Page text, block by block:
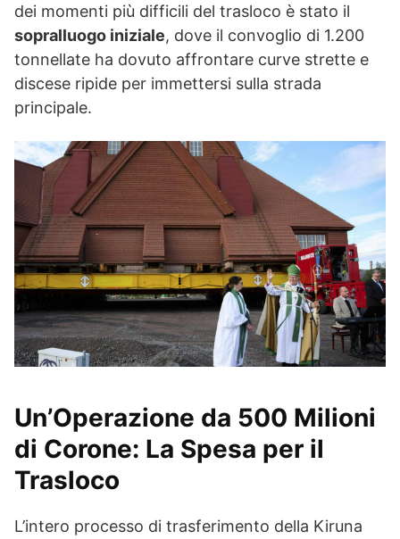
dei momenti più difficili del trasloco è stato il
sopralluogo iniziale, dove il convoglio di 1.200
tonnellate ha dovuto affrontare curve strette e
discese ripide per immettersi sulla strada
principale.
Un’Operazione da 500 Milioni
di Corone: La Spesa per il
Trasloco
L’intero processo di trasferimento della Kiruna